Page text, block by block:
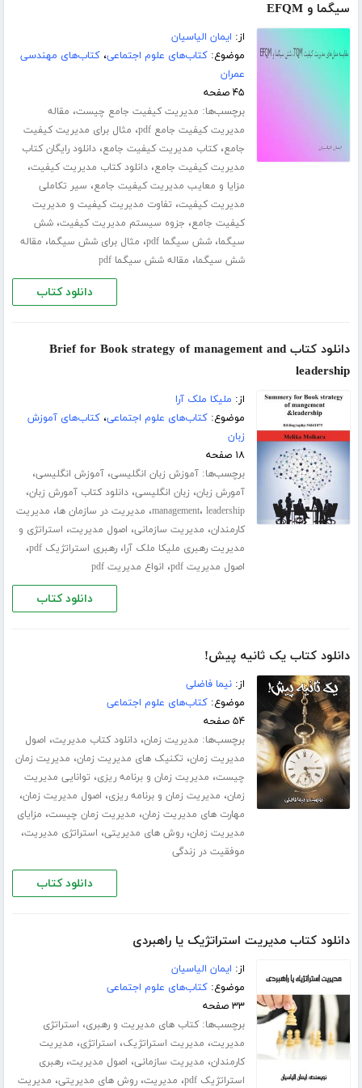
سیگما و EFQM
از: ایمان الیاسیان
موضوع:کتاب‌های علوم اجتماعی،کتاب‌های مهندسی
عمران
۴۵ صفحه
برچسب‌ها: مدیریت کیفیت جامع چیست، مقاله
مدیریت کیفیت جامع pdf
، مثال برای مدیریت کیفیت
جامع،کتاب مدیریت کیفیت جامع،دانلود رایگان کتاب
مدیریت کیفیت جامع،دانلود کتاب مدیریت کیفیت،
مزایا و معایب مدیریت کیفیت جامع، سیر تکاملی
مدیریت کیفیت، تفاوت مدیریت کیفیت و مدیریت
کیفیت جامع، جزوه سیستم مدیریت کیفیت،شش
سیگما،شش سیگما pdf ، مثال برای شش سیگما، مقاله
شش سیگما، مقاله شش سیگما pdf
دانلود کتاب
دانلود کتاب Brief for Book strategy of management and
leadership
از: ملیکا ملک آرا
موضوع:کتاب‌های علوم اجتماعی،کتاب‌های آموزش
زبان
۱۸ صفحه
برچسب‌ها:آموزش زبان انگلیسی،آموزش انگلیسی،
آمورش زبان، زبان انگلیسی،دانلود کتاب آمورش زبان،
management، leadership ، مدیریت در سازمان ها، مدیریت
کارمندان، مدیریت سازمانی، اصول مدیریت، استراتژی و
مدیریت رهبری ملیکا ملک آرا،رهبری استراتژیک pdf ،
اصول مدیریت pdf ، انواع مدیریت pdf
دانلود کتاب
دانلود کتاب یک ثانیه پیش!
از:نیما فاضلی
موضوع:کتاب‌های علوم اجتماعی
۵۴ صفحه
برچسب‌ها: مدیریت زمان،دانلود کتاب مدیریت، اصول
مدیریت زمان، تکنیک های مدیریت زمان، مدیریت زمان
چیست، مدیریت زمان و برنامه ریزی، توانایی مدیریت
زمان، مدیریت زمان و برنامه ریزی، اصول مدیریت زمان،
مهارت های مدیریت زمان، مدیریت زمان چیست، مزایای
مدیریت زمان،روش های مدیریتی، استراتژی مدیریت،
موفقیت در زندگی
دانلود کتاب
دانلود کتاب مدیریت استراتژیک یا راهبردی
از: ایمان الیاسیان
موضوع:کتاب‌های علوم اجتماعی
۳۳ صفحه
برچسب‌ها:کتاب های مدیریت و رهبری، استراتژی
مدیریت، مدیریت استراتژیک، استراتژی، مدیریت
کارمندان، مدیریت سازمانی، اصول مدیریت،رهبری
استراتژیک pdf
، مدیریت،روش های مدیریتی، مدیریت